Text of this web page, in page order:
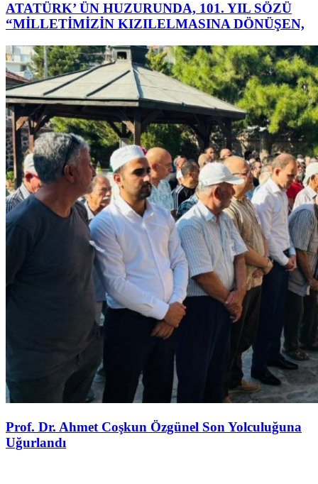
ATATÜRK’ ÜN HUZURUNDA, 101. YIL SÖZÜ
“MİLLETİMİZİN KIZILELMASINA DÖNÜŞEN,
Prof. Dr. Ahmet Coşkun Özgünel Son Yolculuğuna
Uğurlandı